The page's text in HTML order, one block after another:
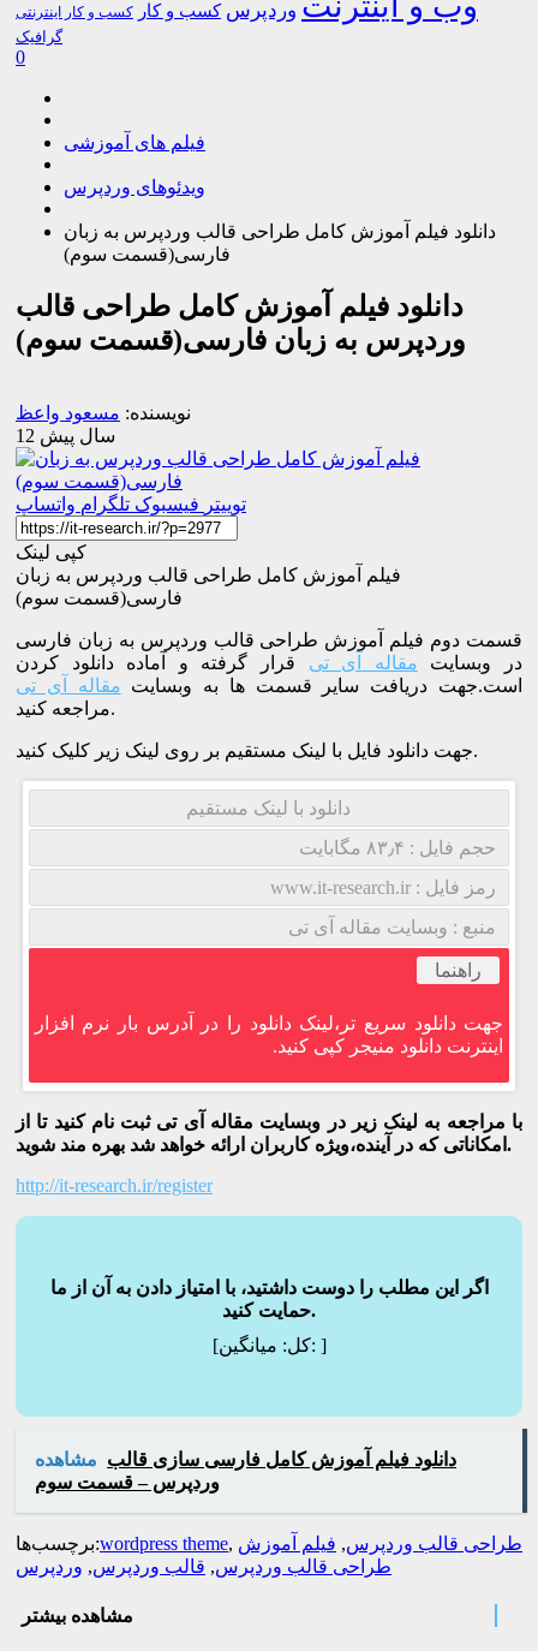
وردپرس کسب و کار کسب و کار اینترنتی
گرافیک
0
فیلم های آموزشی
ویدئوهای وردپرس
دانلود فیلم آموزش کامل طراحی قالب وردپرس به زبان
فارسی(قسمت سوم)
دانلود فیلم آموزش کامل طراحی قالب
وردپرس به زبان فارسی(قسمت سوم)
نویسنده: مسعود واعظ
12 سال پیش
توییتر فیسبوک تلگرام واتساپ
کپی لینک
فیلم آموزش کامل طراحی قالب وردپرس به زبان
فارسی(قسمت سوم)
قسمت دوم فیلم آموزش طراحی قالب وردپرس به زبان فارسی
در وبسایت مقاله آی تی قرار گرفته و آماده دانلود کردن
است.جهت دریافت سایر قسمت ها به وبسایت مقاله آی تی
مراجعه کنید.
جهت دانلود فایل با لینک مستقیم بر روی لینک زیر کلیک کنید.
دانلود با لینک مستقیم
حجم فایل : ۸۳٫۴ مگابایت
رمز فایل : www.it-research.ir
منبع : وبسایت مقاله آی تی
راهنما
جهت دانلود سریع تر،لینک دانلود را در آدرس بار نرم افزار
اینترنت دانلود منیجر کپی کنید.
با مراجعه به لینک زیر در وبسایت مقاله آی تی ثبت نام کنید تا از
امکاناتی که در آینده،ویژه کاربران ارائه خواهد شد بهره مند شوید.
http://it-research.ir/register
اگر این مطلب را دوست داشتید، با امتیاز دادن به آن از ما
حمایت کنید.
[کل:میانگین: ]
مشاهده دانلود فیلم آموزش کامل فارسی سازی قالب
وردپرس – قسمت سوم
برچسب‌ها:wordpress theme, طراحی قالب وردپرس, فیلم آموزش
طراحی قالب وردپرس, قالب وردپرس, وردپرس
مشاهده بیشتر